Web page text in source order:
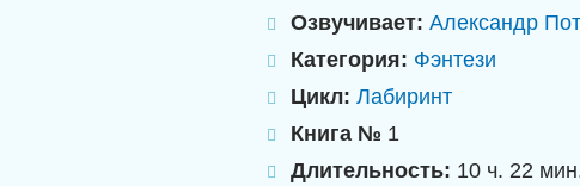
Озвучивает: Александр
Категория: Фэнтези
Цикл: Лабиринт
Книга № 1
Длительность: 10 ч. 22